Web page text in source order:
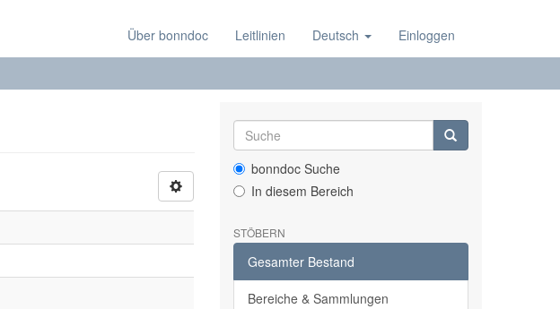
Über bonndoc Leitlinien Deutsch Einloggen
bonndoc Suche
In diesem Bereich
STÖBERN
Gesamter Bestand
Bereiche & Sammlungen